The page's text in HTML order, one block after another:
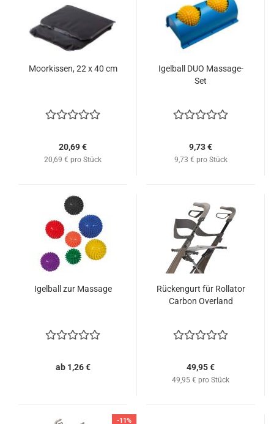
Moorkissen, 22 x 40 cm
20,69 €
20,69 € pro Stück
Igelball DUO Massage-
Set
9,73 €
9,73 € pro Stück
Igelball zur Massage
ab 1,26 €
Rückengurt für Rollator
Carbon Overland
49,95 €
49,95 € pro Stück
-11%